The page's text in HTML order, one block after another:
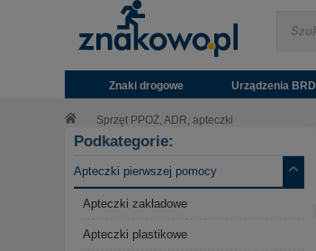
Znaki drogowe Urządzenia BRD
Sprzęt PPOŻ, ADR, apteczki
Podkategorie:
Apteczki pierwszej pomocy
Apteczki zakładowe
Apteczki plastikowe